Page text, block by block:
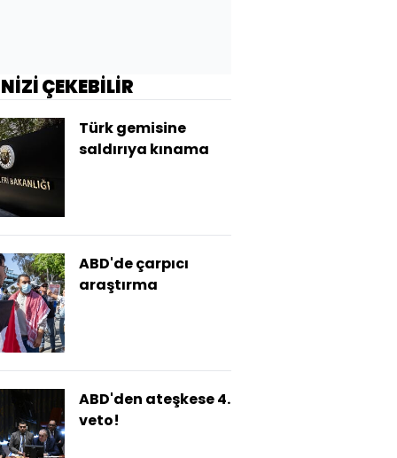
ÇEKEBİLİR
Türk gemisine
saldırıya kınama
ABD'de çarpıcı
araştırma
ABD'den ateşkese 4.
veto!